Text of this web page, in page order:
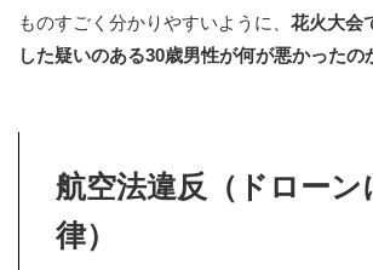
ものすごく分かりやすいように、 花火大会
した疑いのある30歳男性が何が悪かったの
航空法違反（ドローン
律）